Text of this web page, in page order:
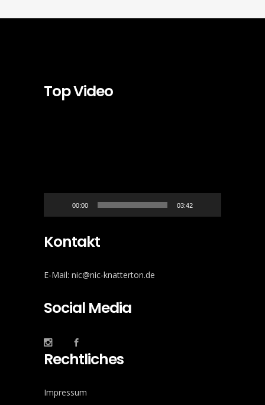
Top Video
00:00 03:42
Kontakt
E-Mail: nic@nic-knatterton.de
Social Media
Rechtliches
Impressum